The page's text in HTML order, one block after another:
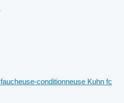
faucheuse-conditionneuse Kuhn fc